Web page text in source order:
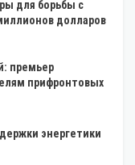
для борьбы с
долларов
премьер
прифронтовых
энергетики